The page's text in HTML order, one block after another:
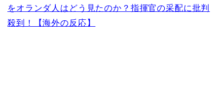
をオランダ人はどう見たのか？指揮官の采配に批判
殺到！【海外の反応】